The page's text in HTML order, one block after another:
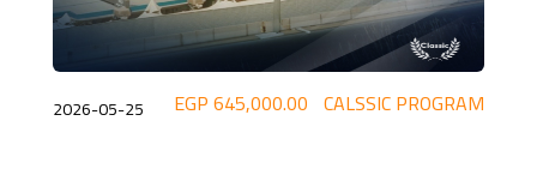
CALSSIC PROGRAM
645,000.00 EGP
2026-05-25